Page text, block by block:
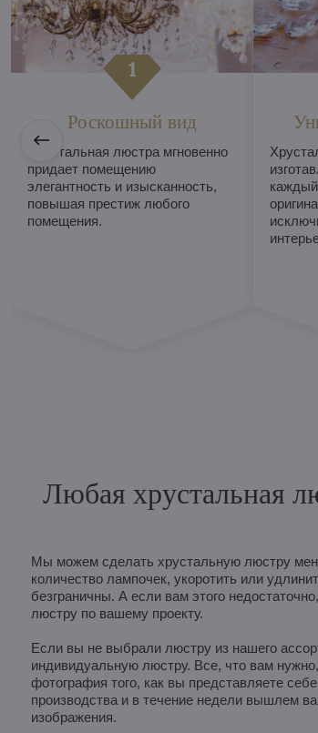
Роскошный вид
Хрустальная люстра мгновенно
придает помещению
элегантность и изысканность,
повышая престиж любого
помещения.
Любая хрустальная
Мы можем сделать хрустальную люстру
количество лампочек, укоротить или
безграничны. А если вам этого
люстру по вашему проекту.
Если вы не выбрали люстру из нашего
индивидуальную люстру. Все, что вам
фотография того, как вы представляете
производства и в течение недели вышлем
изображения.